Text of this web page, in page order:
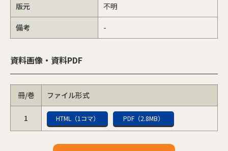
版元 不明
備考 -
資料画像・資料PDF
冊/巻 ファイル形式
1 HTML（1コマ） PDF（2.8MB）